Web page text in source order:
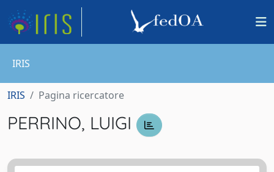
IRIS
IRIS Pagina ricercatore
PERRINO, LUIGI